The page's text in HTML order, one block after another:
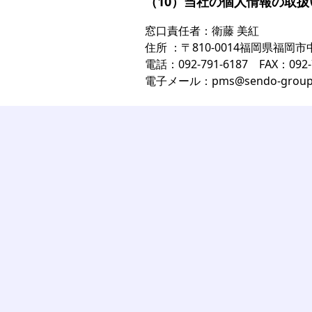
窓口責任者：衛藤 美紅
住所 ：〒810-0014福岡県福岡市
電話：092-791-6187 FAX：
電子メール：pms@sendo-